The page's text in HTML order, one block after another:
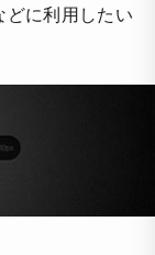
どに利用したい